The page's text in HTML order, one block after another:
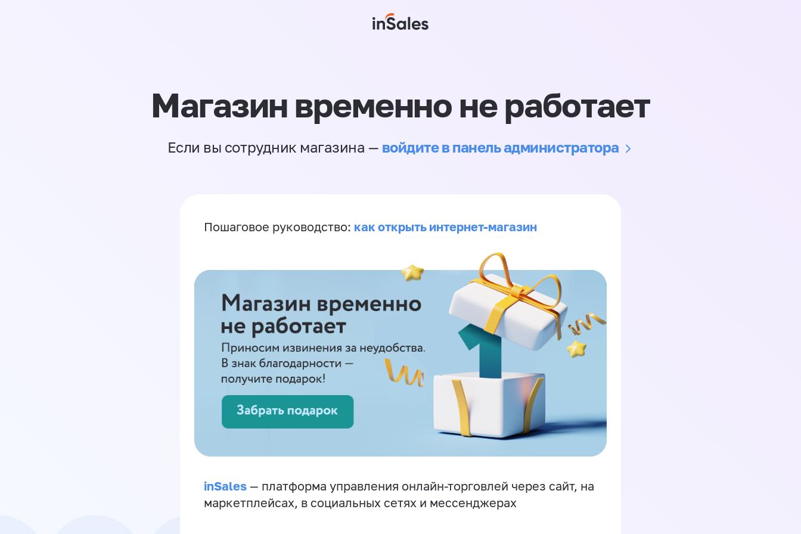
Магазин временно не работает
Если вы сотрудник магазина — войдите в панель администратора
Пошаговое руководство: как открыть интернет-магазин
inSales — платформа управления онлайн-торговлей через сайт, на
маркетплейсах, в социальных сетях и мессенджерах